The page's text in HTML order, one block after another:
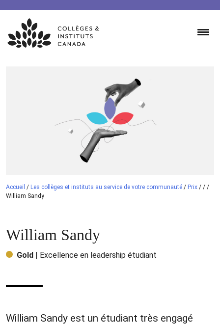
Skip
content
Accueil / Les collèges et instituts au service de votre communauté / Prix / / /
William Sandy
William Sandy
Gold | Excellence en leadership étudiant
William Sandy est un étudiant très engagé